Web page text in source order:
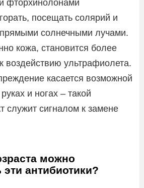
фторхинолонами
посещать солярий и
солнечными лучами.
кожа, становится более
воздействию ультрафиолета.
касается возможной
и ногах – такой
служит сигналом к замене
можно
эти антибиотики?